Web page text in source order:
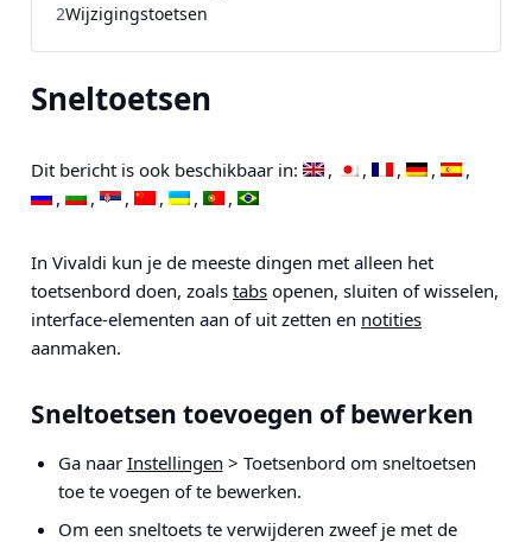
Sneltoetsen
Dit bericht is ook beschikbaar in:
In Vivaldi kun je de meeste dingen met alleen het
toetsenbord doen, zoals tabs openen, sluiten of wisselen,
interface-elementen aan of uit zetten en notities
aanmaken.
Sneltoetsen toevoegen of bewerken
Ga naar Instellingen > Toetsenbord om sneltoetsen
toe te voegen of te bewerken.
Om een sneltoets te verwijderen zweef je met de
2Wijzigingstoetsen